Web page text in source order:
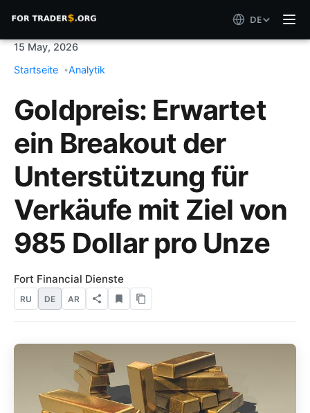
DE
15 May, 2026
Startseite
Analytik
Goldpreis: Erwartet
ein Breakout der
Unterstützung für
Verkäufe mit Ziel von
985 Dollar pro Unze
Fort Financial Dienste
RU DE AR